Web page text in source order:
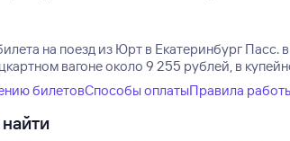
на поезд из Юрт в Екатеринбург Пасс.
вагоне около 9 255 рублей, в
билетовСпособы оплатыПравила